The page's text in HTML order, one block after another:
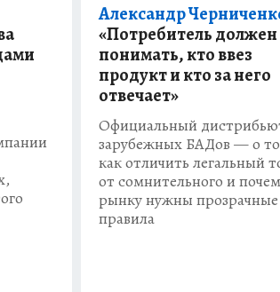
Александр
«Потребитель должен
понимать, кто ввез
продукт и кто за него
отвечает»
Официальный
зарубежных БАДов — о
как отличить легальный
от сомнительного и
рынку нужны прозрачные
правила